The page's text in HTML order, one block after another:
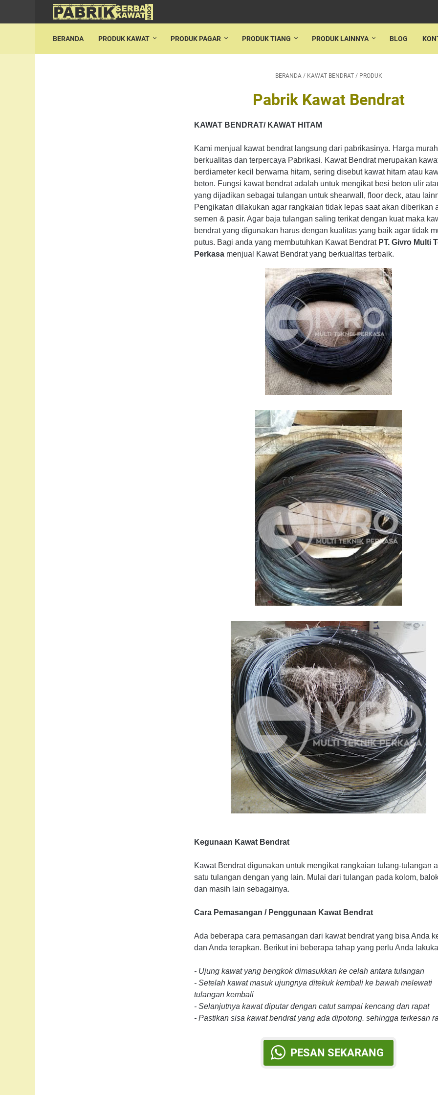
BERANDA PRODUK KAWAT PRODUK PAGAR PRODUK TIANG PRODUK LAINNYA BLOG
BERANDA / KAWAT BENDRAT / PRODUK
Pabrik Kawat Bendrat
KAWAT BENDRAT/ KAWAT HITAM
Kami menjual kawat bendrat langsung dari pabrikasinya. Harga
berkualitas dan terpercaya Pabrikasi. Kawat Bendrat merupakan
berdiameter kecil berwarna hitam, sering disebut kawat hitam atau
beton. Fungsi kawat bendrat adalah untuk mengikat besi beton ulir
yang dijadikan sebagai tulangan untuk shearwall, floor deck, atau
Pengikatan dilakukan agar rangkaian tidak lepas saat akan diberikan
semen & pasir. Agar baja tulangan saling terikat dengan kuat maka
bendrat yang digunakan harus dengan kualitas yang baik agar tidak
putus. Bagi anda yang membutuhkan Kawat Bendrat PT. Givro Multi
Perkasa menjual Kawat Bendrat yang berkualitas terbaik.
Kegunaan Kawat Bendrat
Kawat Bendrat digunakan untuk mengikat rangkaian tulang-tulangan
satu tulangan dengan yang lain. Mulai dari tulangan pada kolom,
dan masih lain sebagainya.
Cara Pemasangan / Penggunaan Kawat Bendrat
Ada beberapa cara pemasangan dari kawat bendrat yang bisa Anda
dan Anda terapkan. Berikut ini beberapa tahap yang perlu Anda
- Ujung kawat yang bengkok dimasukkan ke celah antara tulangan
- Setelah kawat masuk ujungnya ditekuk kembali ke bawah melewati
tulangan kembali
- Selanjutnya kawat diputar dengan catut sampai kencang dan rapat
- Pastikan sisa kawat bendrat yang ada dipotong. sehingga terkesan
PESAN SEKARANG